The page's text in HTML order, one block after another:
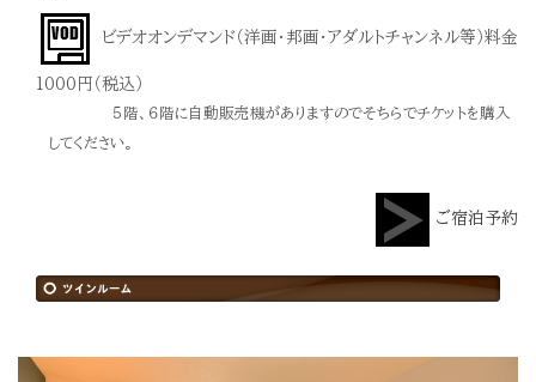
ビデオオンデマンド（洋画・邦画・アダルトチャンネル等）料金
1000円（税込）
５階、６階に自動販売機がありますのでそちらでチケットを購入
してください。
ご宿泊予約